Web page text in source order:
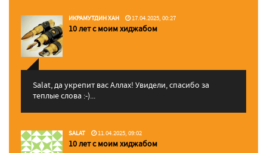
ИКРАМУТДИН ХАН 17.04.2025, 00:27
10 лет с моим хиджабом
Salat, да укрепит вас Аллаx! Увидели, спасибо за
теплые слова :-)...
SALAT 11.04.2025, 09:02
10 лет с моим хиджабом